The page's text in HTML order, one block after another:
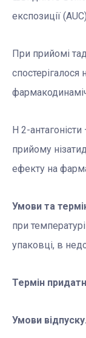
експозиції
При прийомі
спостерігалося
Н 2-
прийому
ефекту на
Умови та
при
упаковці, в
Термін
Умови відпуску.